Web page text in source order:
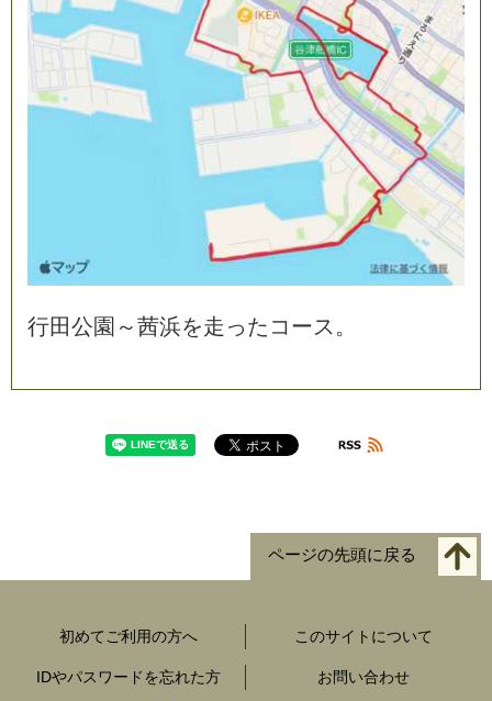
行田公園 ～茜浜を走 った コ ース 。
ページの先頭に戻る
初めてご利用の方へ このサイトについて
IDやパスワードを忘れた方 お問い合わせ